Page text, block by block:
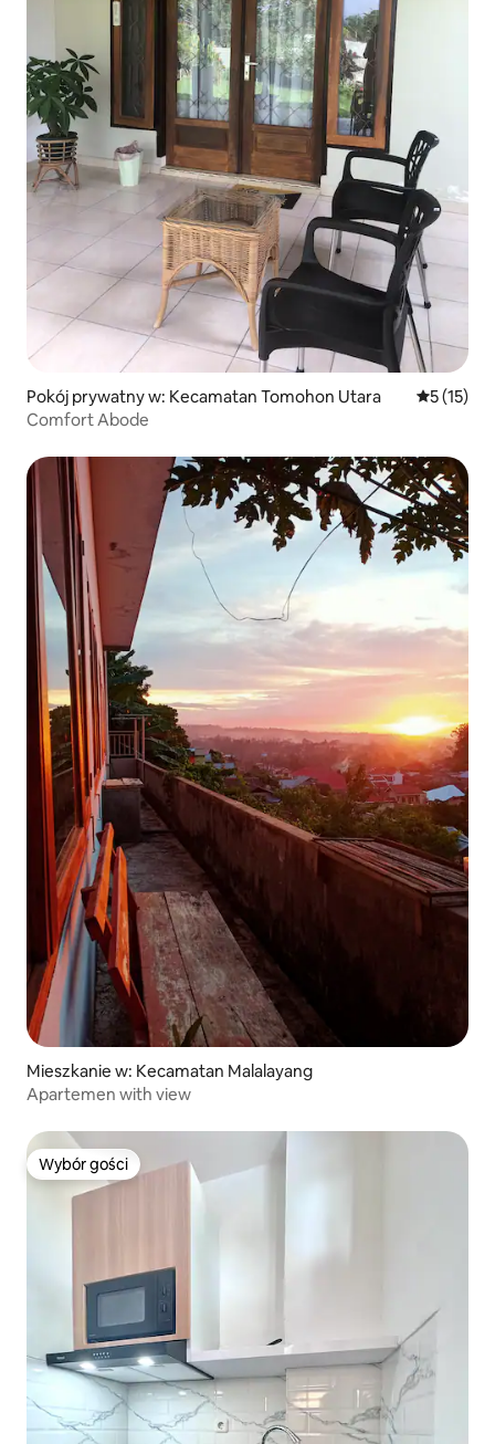
Pokój prywatny w: Kecamatan Tomohon Utara Średnia
5 (15)
Comfort Abode
Mieszkanie w: Kecamatan Malalayang
Apartemen with view
Wybór gości
Wybór gości